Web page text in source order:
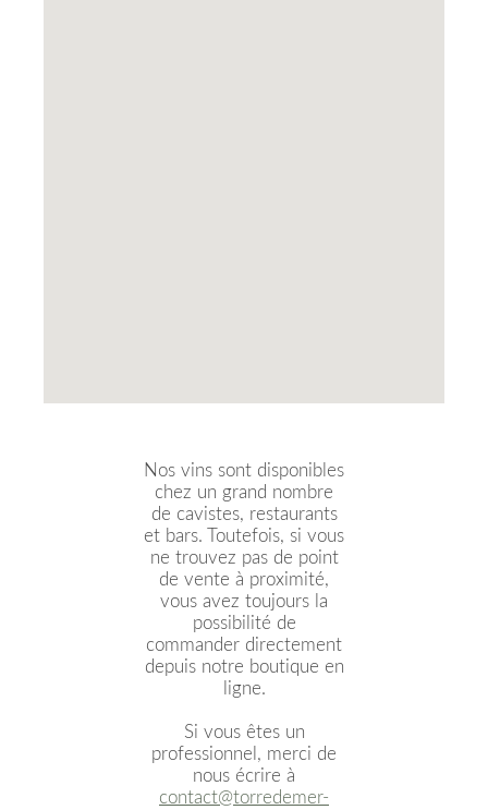
Nos vins sont disponibles
chez un grand nombre
de cavistes, restaurants
et bars. Toutefois, si vous
ne trouvez pas de point
de vente à proximité,
vous avez toujours la
possibilité de
commander directement
depuis notre boutique en
ligne.
Si vous êtes un
professionnel, merci de
nous écrire à
contact@torredemer-